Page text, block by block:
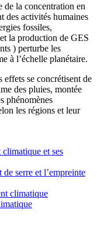
de la concentration en
des activités humaines
fossiles,
la production de GES
) perturbe les
à l’échelle planétaire.
effets se concrétisent de
des pluies, montée
phénomènes
les régions et leur
et ses
serre et l’empreinte
climatique